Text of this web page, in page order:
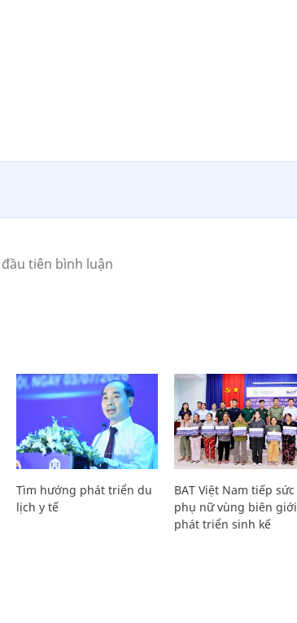
Tìm hướng phát triển du
lịch y tế
BAT Việt Nam tiếp sức
phụ nữ vùng biên giới
phát triển sinh kế